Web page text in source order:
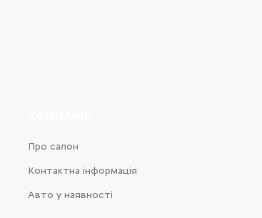
Про салон
Контактна інформація
Авто у наявності